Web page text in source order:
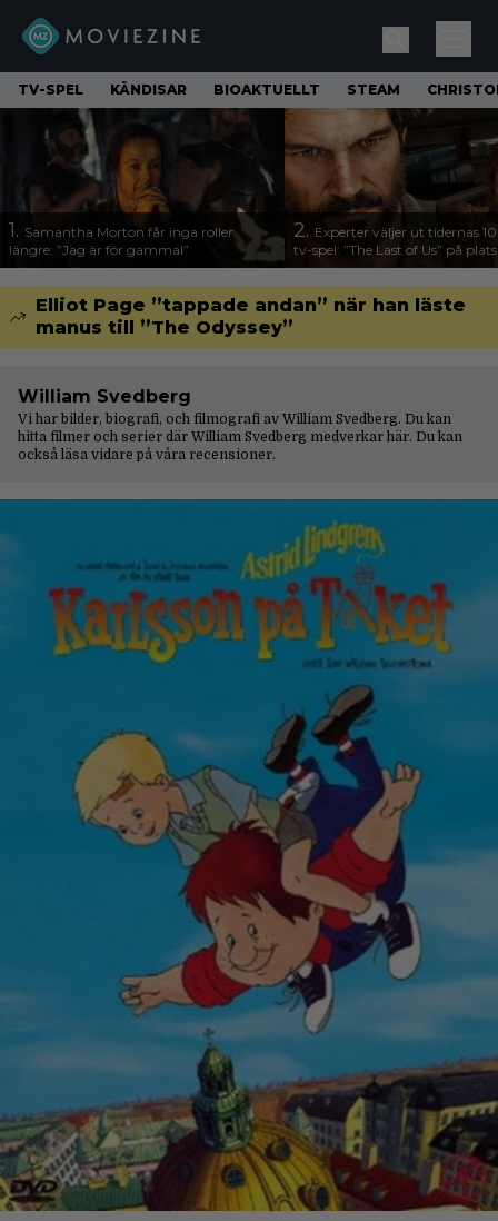
TV-SPEL KÄNDISAR BIOAKTUELLT STEAM
1. Samantha Morton får inga roller
längre: ”Jag är för gammal”
2. Experter väljer ut tidernas
tv-spel: ”The Last of Us” på
Elliot Page ”tappade andan” när han läste
manus till ”The Odyssey”
William Svedberg
Vi har bilder, biografi, och filmografi av William Svedberg. Du kan
hitta filmer och serier där William Svedberg medverkar här. Du kan
också läsa vidare på våra recensioner.